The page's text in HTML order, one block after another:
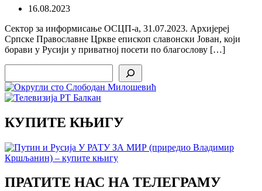
16.08.2023
Сектор за информисање ОСЦП-а, 31.07.2023. Архијереј
Српске Православне Цркве епископ славонски Јован, који
борави у Русији у приватној посети по благослову […]
КУПИТЕ КЊИГУ
ПРАТИТЕ НАС НА ТЕЛЕГРАМУ